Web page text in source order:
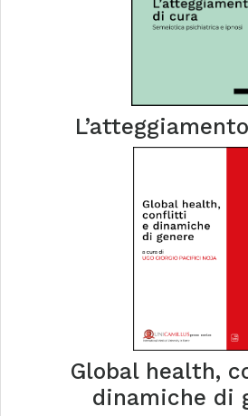
Global health,
dinamiche di